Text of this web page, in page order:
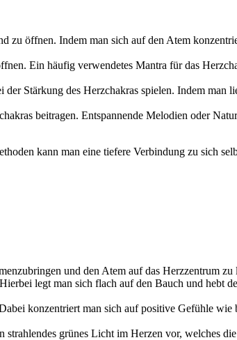
zu öffnen. Indem man sich auf den Atem
Ein häufig verwendetes Mantra für das
Stärkung des Herzchakras spielen. Indem man
beitragen. Entspannende Melodien oder
kann man eine tiefere Verbindung zu sich
und den Atem auf das Herzzentrum zu
legt man sich flach auf den Bauch und hebt
konzentriert man sich auf positive Gefühle
grünes Licht im Herzen vor, welches